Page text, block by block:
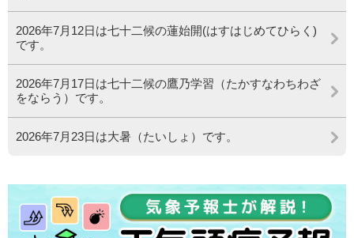
2026年7月12日は七十二候の蓮始開(はすはじめてひらく)
です。
2026年7月17日は七十二候の鷹乃学習（たかすなわちわざ
をならう）です。
2026年7月23日は大暑（たいしょ）です。